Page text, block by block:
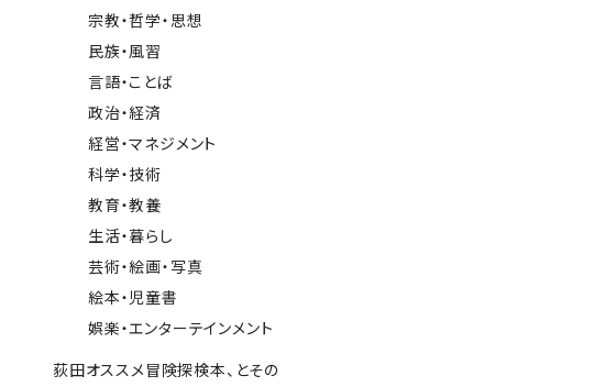
宗教・哲学・思想
民族・風習
言語・ことば
政治・経済
経営・マネジメント
科学・技術
教育・教養
生活・暮らし
芸術・絵画・写真
絵本・児童書
娯楽・エンターテインメント
荻田オススメ冒険探検本、とその